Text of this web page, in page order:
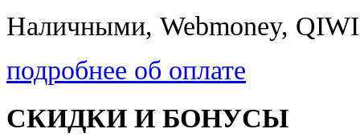
Наличными, Webmoney,
подробнее об оплате
СКИДКИ И БОНУСЫ